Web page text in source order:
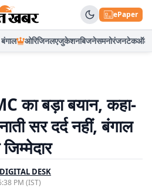
ePaper
ओरिजिनलएजुकेशनबिजनेसमनोरंजनटेकऑटो
का बड़ा बयान, कहा-
सर दर्द नहीं, बंगाल
DESK
PM (IST)